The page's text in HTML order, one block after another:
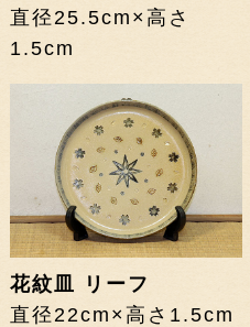
直径25.5cm×高さ
1.5cm
花紋皿 リーフ
直径22cm×高さ1.5cm